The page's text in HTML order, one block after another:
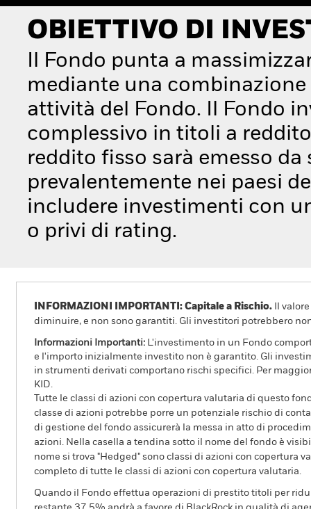
OBIETTIVO DI
Il Fondo punta a
mediante una
attività del Fondo. Il Fondo
complessivo in titoli a
reddito fisso sarà emesso
prevalentemente nei paesi
includere investimenti con
o privi di rating.
INFORMAZIONI IMPORTANTI: Capitale a Rischio. Il
diminuire, e non sono garantiti. Gli investitori potrebbero
Informazioni Importanti: L'investimento in un Fondo
e l'importo inizialmente investito non è garantito. Gli
in strumenti derivati comportano rischi specifici. Per
KID.
Tutte le classi di azioni con copertura valutaria di questo
classe di azioni potrebbe porre un potenziale rischio di
di gestione del fondo assicurerà la messa in atto di
azioni. Nella casella a tendina sotto il nome del fondo è
nome si trova "Hedged" sono classi di azioni con copertura
completo di tutte le classi di azioni con copertura valutaria.
Quando il Fondo effettua operazioni di prestito titoli per